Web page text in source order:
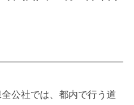
公社では、都内で行う道